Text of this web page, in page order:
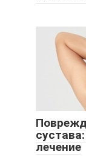
лечение